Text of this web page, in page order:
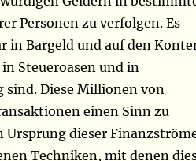
Personen zu verfolgen. Es
in Bargeld und auf den
Steueroasen und in
sind. Diese Millionen von
einen Sinn zu
Ursprung dieser
Techniken, mit denen